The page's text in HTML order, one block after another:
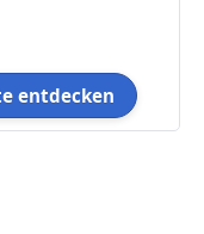
entdecken